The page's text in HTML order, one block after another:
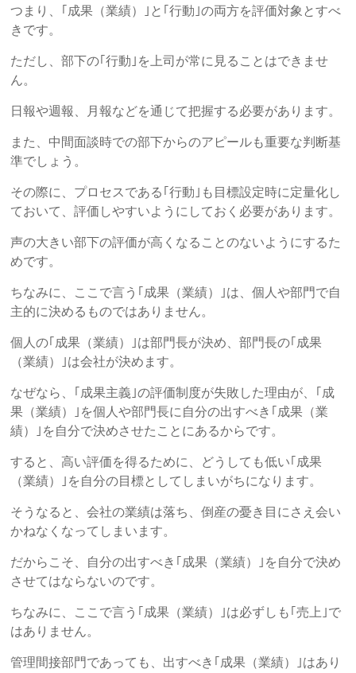
づ
く
り・
資
作
り」
を
に
据
た、
本
質
的
研
修
サ
ー
ビ
ス
を
ご
供
し
ま
す。
つまり、｢成果（業績）｣と｢行動｣の両方を評価対象とすべ
きです。
ただし、部下の｢行動｣を上司が常に見ることはできませ
ん。
日報や週報、月報などを通じて把握する必要があります。
また、中間面談時での部下からのアピールも重要な判断基
準でしょう。
その際に、プロセスである｢行動｣も目標設定時に定量化し
ておいて、評価しやすいようにしておく必要があります。
声の大きい部下の評価が高くなることのないようにするた
めです。
ちなみに、ここで言う｢成果（業績）｣は、個人や部門で自
主的に決めるものではありません。
個人の｢成果（業績）｣は部門長が決め、部門長の｢成果
（業績）｣は会社が決めます。
なぜなら、｢成果主義｣の評価制度が失敗した理由が、｢成
果（業績）｣を個人や部門長に自分の出すべき｢成果（業
績）｣を自分で決めさせたことにあるからです。
すると、高い評価を得るために、どうしても低い｢成果
（業績）｣を自分の目標としてしまいがちになります。
そうなると、会社の業績は落ち、倒産の憂き目にさえ会い
かねなくなってしまいます。
だからこそ、自分の出すべき｢成果（業績）｣を自分で決め
させてはならないのです。
ちなみに、ここで言う｢成果（業績）｣は必ずしも｢売上｣で
はありません。
管理間接部門であっても、出すべき｢成果（業績）｣はあり